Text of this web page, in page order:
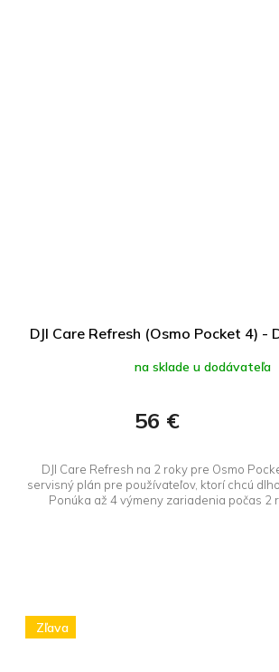
DJI Care Refresh (Osmo Pocket 4) -
na sklade u dodávateľa
56 €
DJI Care Refresh na 2 roky pre Osmo
servisný plán pre používateľov, ktorí chcú
Ponúka až 4 výmeny zariadenia počas 2
Zľava